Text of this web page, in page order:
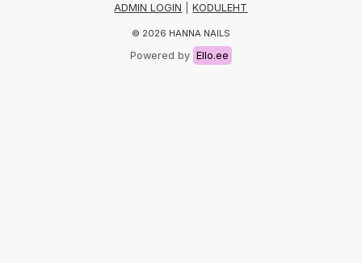
ADMIN LOGIN |KODULEHT
© 2026 HANNA NAILS
Powered by Ello.ee